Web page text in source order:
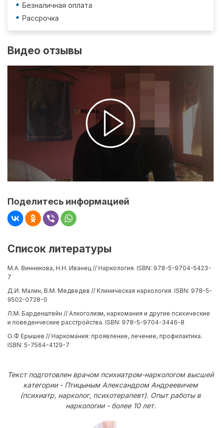
Безналичная оплата
Рассрочка
Видео отзывы
Поделитесь информацией
Список литературы
М.А. Винникова, Н.Н. Иванец // Наркология. ISBN: 978-5-9704-5423-
7
Д.И. Малин, В.М. Медведев // Клиническая наркология. ISBN: 978-5-
9502-0728-0
Л.М. Барденштейн // Алкоголизм, наркомания и другие психические
и поведенческие расстройства. ISBN: 978-5-9704-3446-8
О.Ф Ерышев // Наркомания: проявление, лечение, профилактика.
ISBN: 5-7564-4129-7
Текст подготовлен врачом психиатром-наркологом высшей
категории - Птицыным Александром Андреевичем
(психиатр, нарколог, психотерапевт). Опыт работы в
наркологии - более 10 лет.